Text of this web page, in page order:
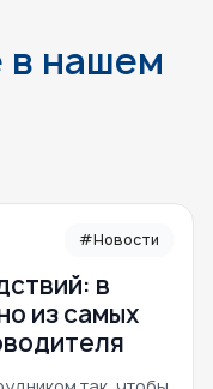
в нашем
#Новости
в
из самых